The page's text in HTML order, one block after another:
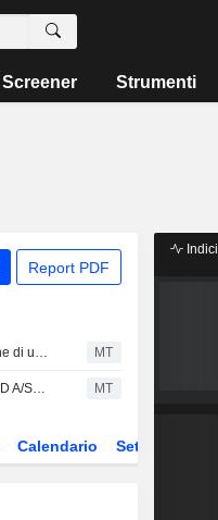
Screener Strumenti
Report PDF
JSW Energy completa l'acquisizione di una centrale termoelettrica da 300 MW MT
India Ratings conferma il rating "IND A/Stable" di JSW Renew Energy Ten MT
Calendario Settore
Indici